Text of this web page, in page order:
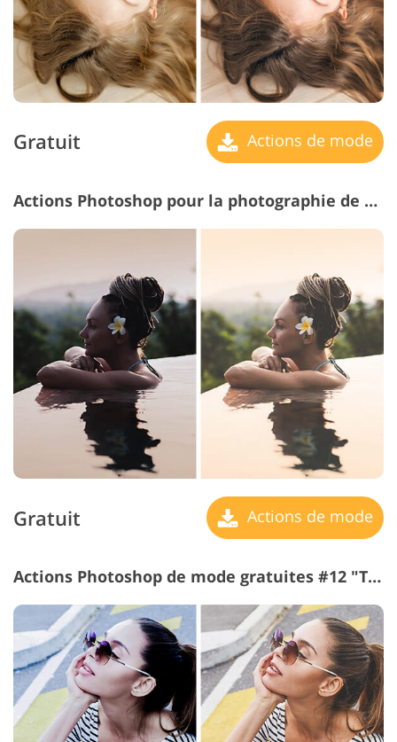
Gratuit Actions de mode
Actions Photoshop pour la photographie de mode #11 "Glow"
Gratuit Actions de mode
Actions Photoshop de mode gratuites #12 "Tonning"